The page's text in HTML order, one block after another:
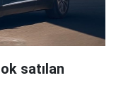
satılan